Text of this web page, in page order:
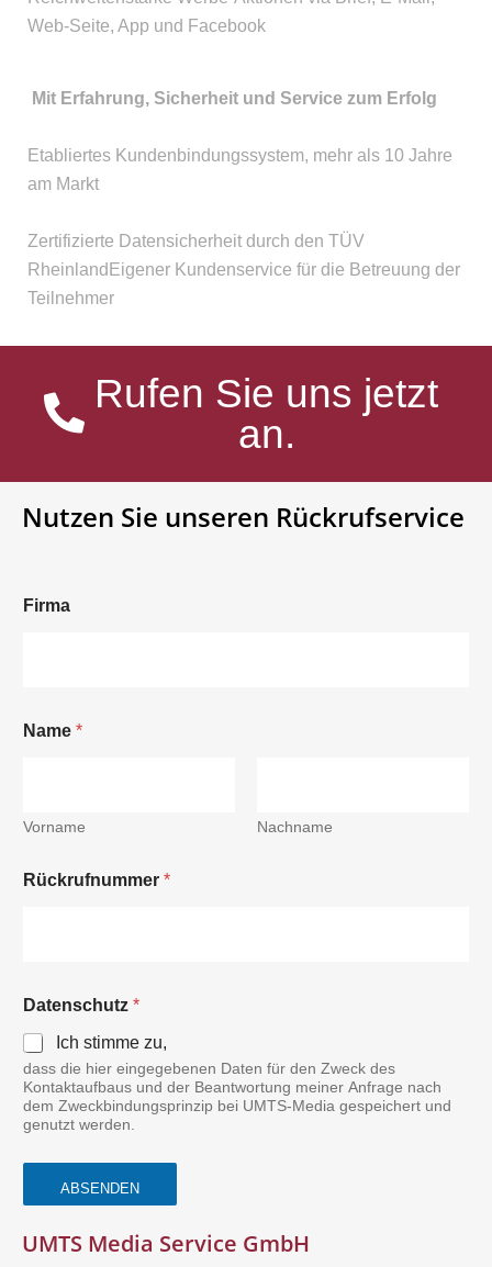
Web-Seite, App und Facebook
Mit Erfahrung, Sicherheit und Service zum Erfolg
Etabliertes Kundenbindungssystem, mehr als 10 Jahre
am Markt
Zertifizierte Datensicherheit durch den TÜV
RheinlandEigener Kundenservice für die Betreuung der
Teilnehmer
Rufen Sie uns jetzt
an.
Nutzen Sie unseren Rückrufservice
Firma
Name *
Vorname Nachname
Rückrufnummer *
Datenschutz *
Ich stimme zu,
dass die hier eingegebenen Daten für den Zweck des
Kontaktaufbaus und der Beantwortung meiner Anfrage nach
dem Zweckbindungsprinzip bei UMTS-Media gespeichert und
genutzt werden.
ABSENDEN
UMTS Media Service GmbH